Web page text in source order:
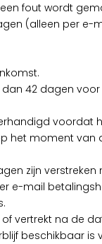
fout wordt
(alleen per e-
dan 42 dagen
voordat
het moment van
zijn verstreken
e-mail
vertrekt na de
beschikbaar is